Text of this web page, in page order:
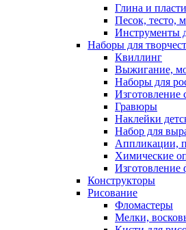
Глина и
Песок, тесто,
Инструменты
Наборы для
Квиллинг
Выжигание,
Наборы для
Изготовление
Гравюры
Наклейки
Набор для
Аппликации,
Химические
Изготовление
Конструкторы
Рисование
Фломастеры
Мелки,